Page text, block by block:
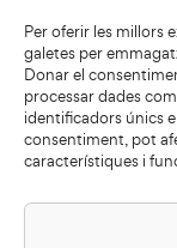
Per oferir les millors
galetes per
Donar el
processar dades
identificadors únics
consentiment, pot
característiques i